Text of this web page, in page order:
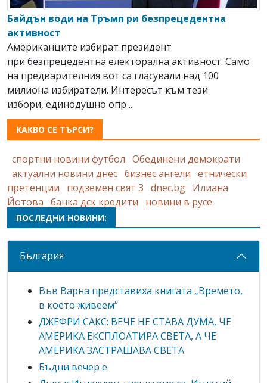
Байдън води на Тръмп ри безпрецедентна
активност
Американците избират президент
при безпрецедентна електорална активност. Само
на предварителния вот са гласували над 100
милиона избиратели. Интересът към тези
избори, единодушно опр ...
КАКВО СЕ ТЪРСИ?
спортни новини футбол Обединени демократи
актуални новини днес бизнес ангели етнически
претенции
подземен свят 3 dnec.bg Илиана
Йотова банка дск кредити новини в русе
ПОСЛЕДНИ НОВИНИ:
България
Във Варна представиха книгата „Времето,
в което живеем“
ДЖЕФРИ САКС: ВЕЧЕ НЕ СТАВА ДУМА, ЧЕ
АМЕРИКА ЕКСПЛОАТИРА СВЕТА, А ЧЕ
АМЕРИКА ЗАСТРАШАВА СВЕТА
Бъдни вечер е